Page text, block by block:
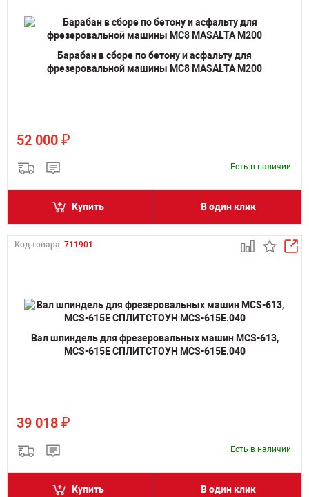
Барабан в сборе по бетону и асфальту для
фрезеровальной машины MC8 MASALTA M200
52 000 ₽
Есть в наличии
Купить В один клик
Код товара: 711901
Вал шпиндель для фрезеровальных машин MCS-613,
MCS-615E СПЛИТСТОУН MCS-615E.040
39 018 ₽
Есть в наличии
Купить В один клик